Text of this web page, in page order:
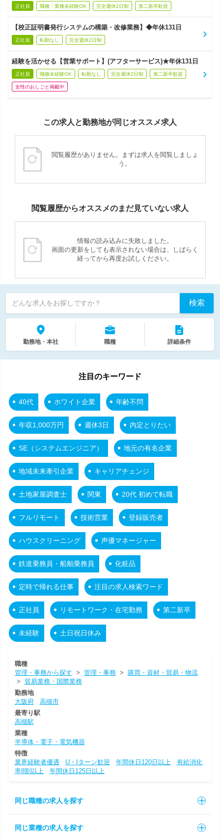
正社員 職種・業種未経験OK 完全週休2日制 第二新卒歓迎
【校正証明書発行システムの構築・改修業務】◆年休131日
正社員 転勤なし 完全週休2日制
経験を活かせる【営業サポート】(アフターサービス)★年休131日
正社員 職種未経験OK 転勤なし 完全週休2日制 第二新卒歓迎
女性のおしごと掲載中
この求人と勤務地が同じオススメ求人
閲覧履歴がありません。まずは求人を閲覧しましょ
う。
閲覧履歴からオススメのまだ見ていない求人
情報の読み込みに失敗しました。
画面の更新をしても表示されない場合は、しばらく
経ってから再度お試しください。
どんな求人をお探しですか？ 検索
勤務地・本社 職種 詳細条件
注目のキーワード
40代 ホワイト企業 年齢不問
年収1,000万円 週休3日 内定とりたい
SE（システムエンジニア） 地元の有名企業
地域未来牽引企業 キャリアチェンジ
土地家屋調査士 関東 20代 初めて転職
フルリモート 技術営業 登録販売者
ハウスクリーニング 声優マネージャー
鉄道乗務員・船舶乗務員 化粧品
定時で帰れる仕事 注目の求人検索ワード
正社員 リモートワーク・在宅勤務 第二新卒
未経験 土日祝日休み
職種
管理・事務から探す > 管理・事務> 購買・資材・貿易・物流
> 貿易業務・国際業務
勤務地
大阪府
高槻市
最寄り駅
高槻駅
業種
半導体・電子・電気機器
特徴
業界経験者優遇
U・Iターン歓迎 年間休日120日以上
有給消化
率8割以上
年間休日125日以上
同じ職種の求人を探す
同じ業種の求人を探す